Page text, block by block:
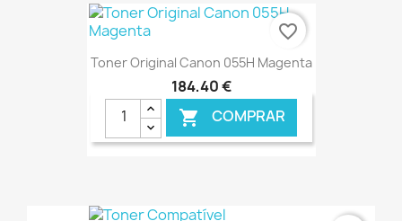
€ ONLINE
Toner Original Canon 055H Magenta
184,40 €
 COMPRAR
favorite_border